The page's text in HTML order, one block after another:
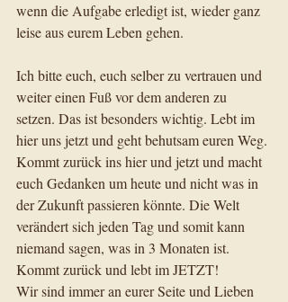
wenn die Aufgabe erledigt ist, wieder ganz
leise aus eurem Leben gehen.
Ich bitte euch, euch selber zu vertrauen und
weiter einen Fuß vor dem anderen zu
setzen. Das ist besonders wichtig. Lebt im
hier uns jetzt und geht behutsam euren Weg.
Kommt zurück ins hier und jetzt und macht
euch Gedanken um heute und nicht was in
der Zukunft passieren könnte. Die Welt
verändert sich jeden Tag und somit kann
niemand sagen, was in 3 Monaten ist.
Kommt zurück und lebt im JETZT!
Wir sind immer an eurer Seite und Lieben